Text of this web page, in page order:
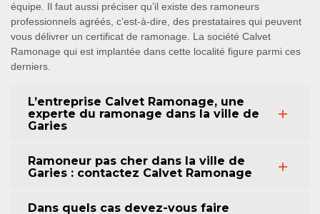
équipe. Il faut aussi préciser qu’il existe des ramoneurs
professionnels agréés, c’est-à-dire, des prestataires qui peuvent
vous délivrer un certificat de ramonage. La société Calvet
Ramonage qui est implantée dans cette localité figure parmi ces
derniers.
L’entreprise Calvet Ramonage, une
experte du ramonage dans la ville de
Garies
Ramoneur pas cher dans la ville de
Garies : contactez Calvet Ramonage
Dans quels cas devez-vous faire